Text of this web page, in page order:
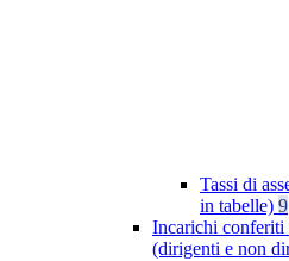
Tassi di
in tabelle) 9
Incarichi conferiti
(dirigenti e non